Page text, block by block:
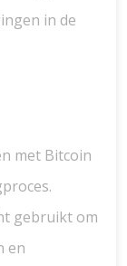
in de
met Bitcoin
gebruikt om
en